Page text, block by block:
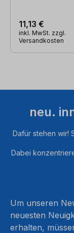
11,13 €
inkl. MwSt. zzgl.
Versandkosten
neu.
Dafür stehen wir!
Dabei
Um unseren
neuesten
erhalten,